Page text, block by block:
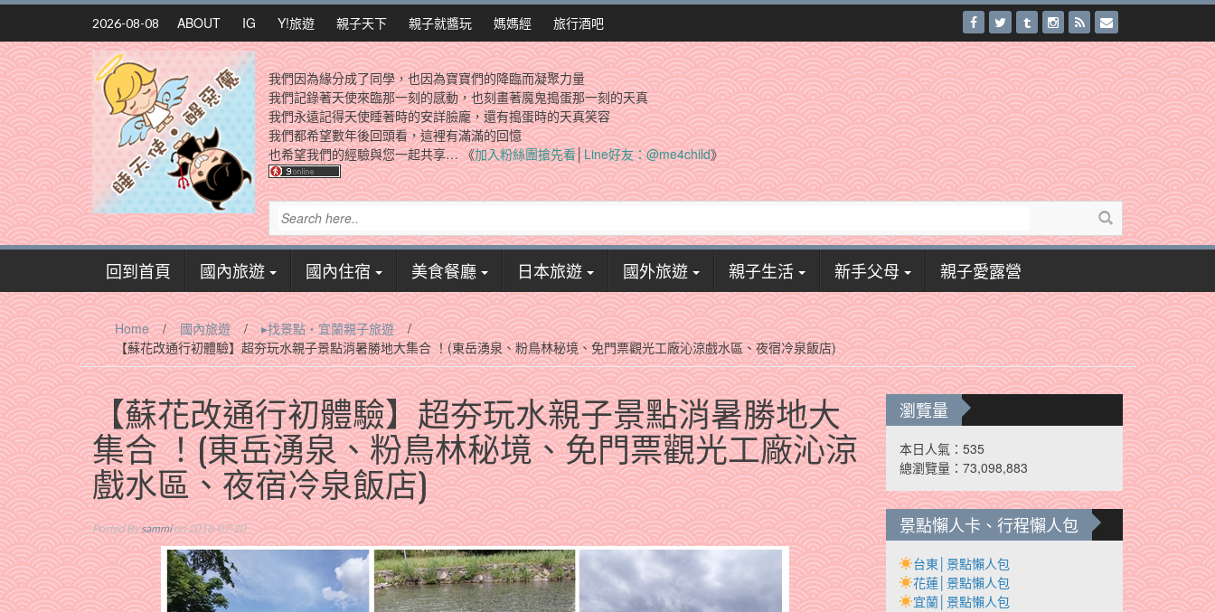
Skip
content
2026-08-08 ABOUT IG Y!旅遊 親子天下 親子就醬玩 媽媽經 旅行酒吧
我們因為緣分成了同學，也因為寶寶們的降臨而凝聚力量
我們記錄著天使來臨那一刻的感動，也刻畫著魔鬼搗蛋那一刻的天真
我們永遠記得天使睡著時的安詳臉龐，還有搗蛋時的天真笑容
我們都希望數年後回頭看，這裡有滿滿的回憶
也希望我們的經驗與您一起共享… 《加入粉絲團搶先看│Line好友：@me4child》
回到首頁 國內旅遊 國內住宿 美食餐廳 日本旅遊 國外旅遊 親子生活 新手父母 親子愛露營
Home / 國內旅遊 / ▸找景點‧宜蘭親子旅遊
/
【蘇花改通行初體驗】超夯玩水親子景點消暑勝地大集合 ！(東岳湧泉、粉鳥林秘境、免門票觀光工廠沁涼戲水區、夜宿冷泉飯店)
【蘇花改通行初體驗】超夯玩水親子景點消暑勝地大
集合 ！(東岳湧泉、粉鳥林秘境、免門票觀光工廠沁涼
戲水區、夜宿冷泉飯店)
Posted Bysammion 2018-07-20
瀏覽量
本日人氣：535
總瀏覽量：73,098,883
景點懶人卡、行程懶人包
台東│景點懶人包
花蓮│景點懶人包
宜蘭│景點懶人包